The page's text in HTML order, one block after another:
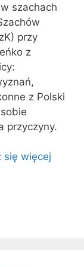
szachach
przy
z
z Polski
przyczyny.
się więcej